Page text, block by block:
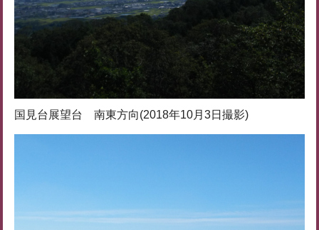
国見台展望台 南東方向(2018年10月3日撮影)